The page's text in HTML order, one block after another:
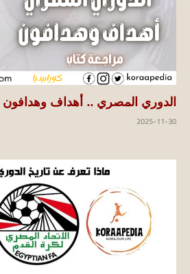
الدوري المصري .. أهداف وهدافون |
2025-11-30